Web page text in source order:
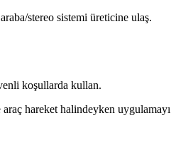
stereo sistemi üreticine ulaş.
koşullarda kullan.
hareket halindeyken uygulamayı